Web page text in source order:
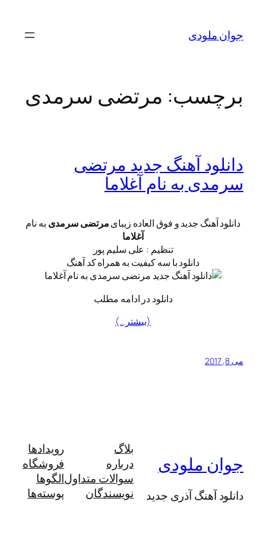
محتواجوان ملودی
برچسب: مرتضی سرمدی
دانلود آهنگ جدید مرتضی‌
سرمدی به نام آغلاما
دانلود آهنگ جدید و فوق العاده زیبایمرتضی‌ سرمدی به نام
آغلاما
تنظیم : علی سلیم پور
دانلود با سه کیفیت به همراه کد آهنگ
دانلود در ادامه مطلب
(بیشتر…)
می 8, 2017
جوان ملودی
دانلود آهنگ آذری جدید
بلاگ
درباره
سوالات متداول
نویسندگان
رویدادها
فروشگاه
الگوها
پوسته‌ها